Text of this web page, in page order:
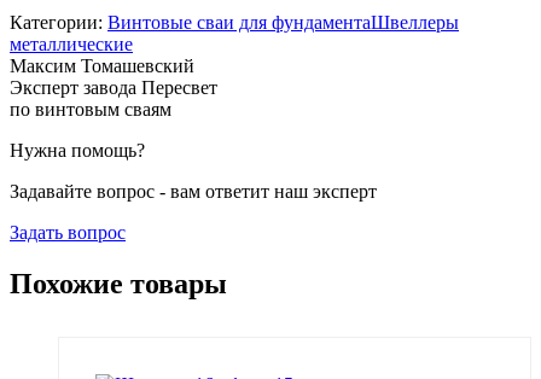
Категории: Винтовые сваи для фундаментаШвеллеры
металлические
Максим Томашевский
Эксперт завода Пересвет
по винтовым сваям
Нужна помощь?
Задавайте вопрос - вам ответит наш эксперт
Задать вопрос
Похожие товары